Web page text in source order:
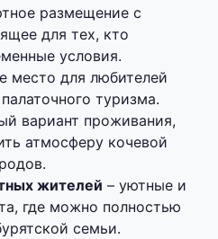
размещение с
для тех, кто
условия.
место для любителей
туризма.
вариант проживания,
атмосферу кочевой
жителей – уютные и
где можно полностью
семьи.